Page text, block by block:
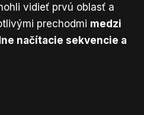
vidieť prvú oblasť a
prechodmi medzi
načítacie sekvencie a